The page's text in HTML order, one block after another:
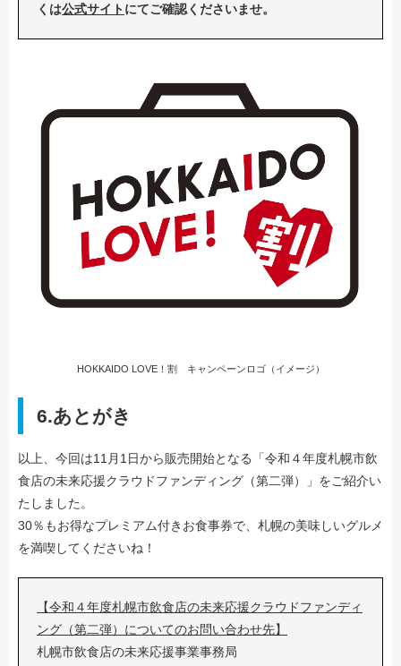
くは公式サイトにてご確認くださいませ。
HOKKAIDO LOVE！割 キャンペーンロゴ（イメージ）
6.あとがき
以上、今回は11月1日から販売開始となる「令和４年度札幌市飲
食店の未来応援クラウドファンディング（第二弾）」をご紹介い
たしました。
30％もお得なプレミアム付きお食事券で、札幌の美味しいグルメ
を満喫してくださいね！
【令和４年度札幌市飲食店の未来応援クラウドファンディ
ング（第二弾）についてのお問い合わせ先】
札幌市飲食店の未来応援事業事務局